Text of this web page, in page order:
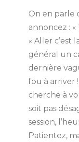
On en parle
annoncez :
« Aller c’est
général un
dernière
fou à arriver !
cherche à
soit pas
session,
Patientez,